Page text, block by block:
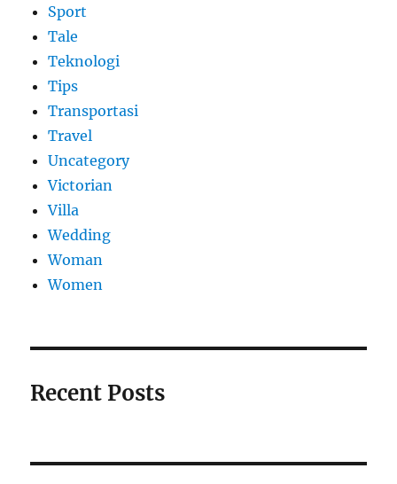
Sport
Tale
Teknologi
Tips
Transportasi
Travel
Uncategory
Victorian
Villa
Wedding
Woman
Women
Recent Posts